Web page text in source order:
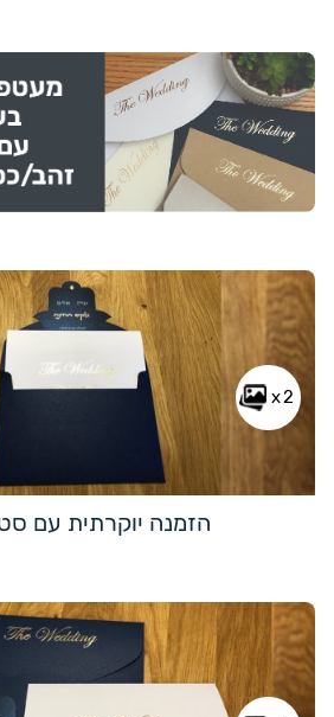
x2
הזמנה יוקרתית עם